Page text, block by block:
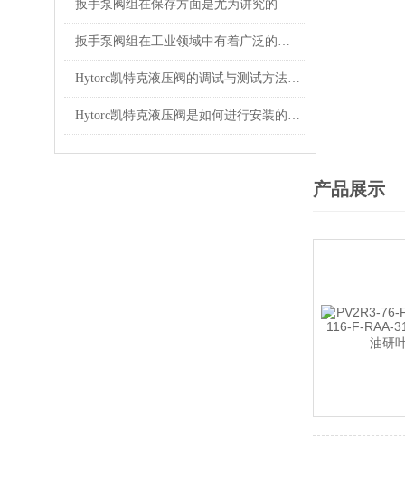
扳手泵阀组在保存方面是尤为讲究的
扳手泵阀组在工业领域中有着广泛的作用
Hytorc凯特克液压阀的调试与测试方法具体如下
Hytorc凯特克液压阀是如何进行安装的？你可知晓？
产品展示